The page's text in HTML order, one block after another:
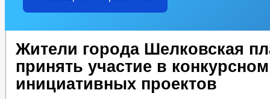
Жители города Шелковская
принять участие в
инициативных проектов